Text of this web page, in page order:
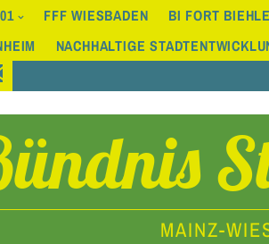
FFF WIESBADEN BI FORT
NACHHALTIGE
MAINZ-